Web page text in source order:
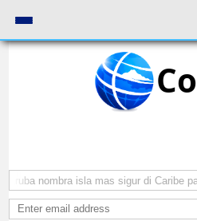
nombra isla mas sigur di Caribe pa